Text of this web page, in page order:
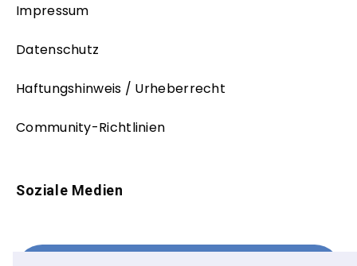
Impressum
Datenschutz
Haftungshinweis / Urheberrecht
Community-Richtlinien
Soziale Medien